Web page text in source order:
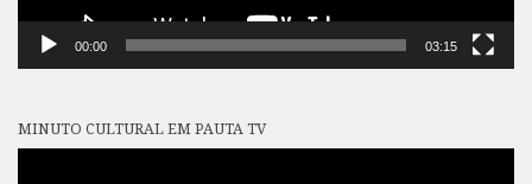
00:00 03:15
MINUTO CULTURAL EM PAUTA TV